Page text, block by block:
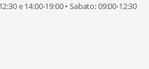
e 14:00-19:00 • Sabato: 09:00-12:30